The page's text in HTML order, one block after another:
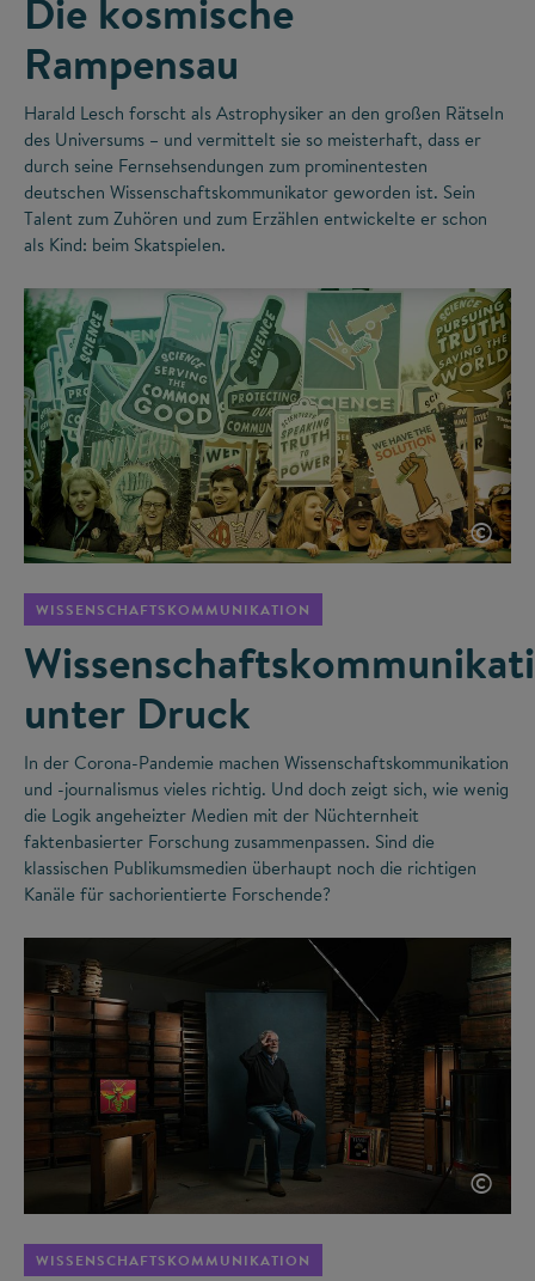
Die kosmische
Rampensau
Harald Lesch forscht als Astrophysiker an den großen Rätseln
des Universums – und vermittelt sie so meisterhaft, dass er
durch seine Fernsehsendungen zum prominentesten
deutschen Wissenschaftskommunikator geworden ist. Sein
Talent zum Zuhören und zum Erzählen entwickelte er schon
als Kind: beim Skatspielen.
©
WISSENSCHAFTSKOMMUNIKATION
unter Druck
In der Corona-Pandemie machen Wissenschaftskommunikation
und -journalismus vieles richtig. Und doch zeigt sich, wie wenig
die Logik angeheizter Medien mit der Nüchternheit
faktenbasierter Forschung zusammenpassen. Sind die
klassischen Publikumsmedien überhaupt noch die richtigen
Kanäle für sachorientierte Forschende?
©
WISSENSCHAFTSKOMMUNIKATION